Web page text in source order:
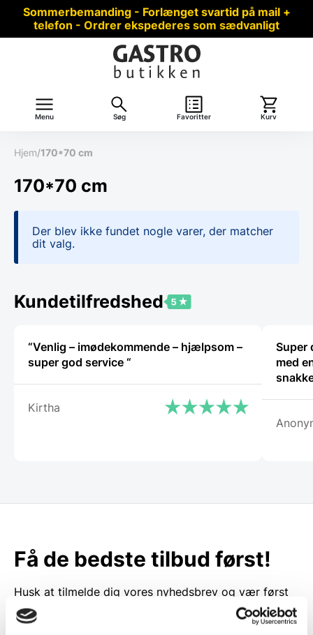
Sommerbemanding - Forlænget svartid på mail +
telefon - Ordrer ekspederes som sædvanligt
Menu Søg Favoritter Kurv
Hjem/170*70 cm
170*70 cm
Der blev ikke fundet nogle varer, der matcher
dit valg.
Kundetilfredshed
“Venlig – imødekommende – hjælpsom –
super god service “
Kirtha
Super
med
Få de bedste tilbud først!
Husk at tilmelde dig vores nyhedsbrev og vær først
til de bedste tilbud. Og bare rolig, vi spammer dig
ikke, men sender kun relevante tilbud og